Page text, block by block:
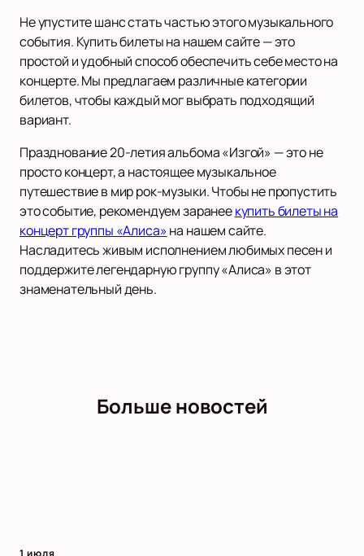
Не упустите шанс стать частью этого музыкального
события. Купить билеты на нашем сайте — это
простой и удобный способ обеспечить себе место на
концерте. Мы предлагаем различные категории
билетов, чтобы каждый мог выбрать подходящий
вариант.
Празднование 20-летия альбома «Изгой» — это не
просто концерт, а настоящее музыкальное
путешествие в мир рок-музыки. Чтобы не пропустить
это событие, рекомендуем заранеекупить билеты на
концерт группы «Алиса»на нашем сайте.
Насладитесь живым исполнением любимых песен и
поддержите легендарную группу «Алиса» в этот
знаменательный день.
Больше новостей